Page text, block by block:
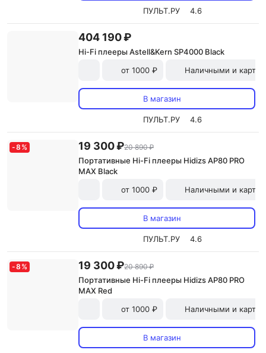
ПУЛЬТ.РУ 4.6
404 190 ₽
Hi-Fi плееры Astell&Kern SP4000 Black
от 1000 ₽
Наличными и картой
В магазин
ПУЛЬТ.РУ 4.6
-8 % 19 300 ₽20 890 ₽
Портативные Hi-Fi плееры Hidizs AP80 PRO
MAX Black
от 1000 ₽
Наличными и картой
В магазин
ПУЛЬТ.РУ 4.6
-8 % 19 300 ₽20 890 ₽
Портативные Hi-Fi плееры Hidizs AP80 PRO
MAX Red
от 1000 ₽
Наличными и картой
В магазин